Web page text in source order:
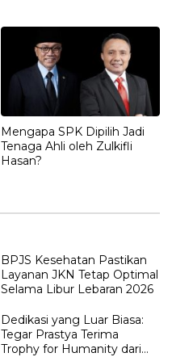
Mengapa SPK Dipilih Jadi
Tenaga Ahli oleh Zulkifli
Hasan?
BPJS Kesehatan Pastikan
Layanan JKN Tetap Optimal
Selama Libur Lebaran 2026
Dedikasi yang Luar Biasa:
Tegar Prastya Terima
Trophy for Humanity dari